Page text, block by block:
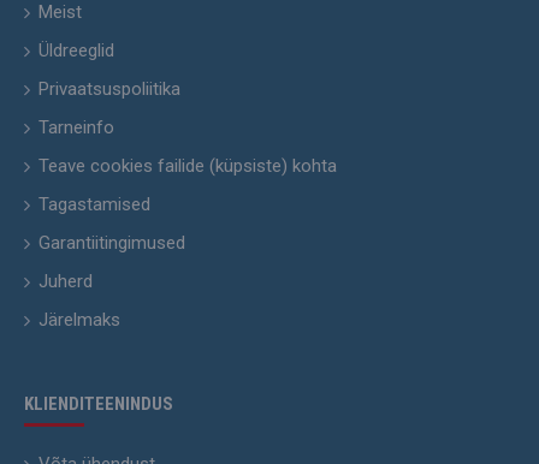
Meist
Üldreeglid
Privaatsuspoliitika
Tarneinfo
Teave cookies failide (küpsiste) kohta
Tagastamised
Garantiitingimused
Juherd
Järelmaks
KLIENDITEENINDUS